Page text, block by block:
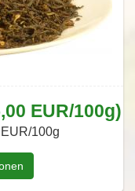
EUR/100g)
100g